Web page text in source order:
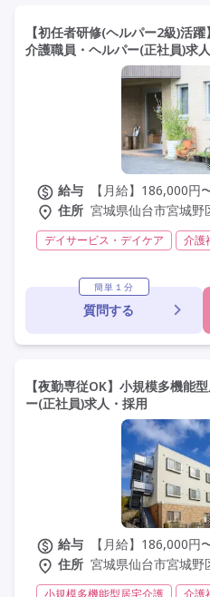
【初任者研修(ヘルパー2級)活
介護職員・ヘルパー(正社員)求
給与
【月給】186,000円
住所 宮城県仙台市宮城野
デイサービス・デイケア
介護
初
残業月20時間以内
年間休日110日以上
学歴不問
簡単１分
質問する
【夜勤専従OK】小規模多機能
ー(正社員)求人・採用
給与
【月給】186,000円
住所 宮城県仙台市宮城野
小規模多機能型居宅介護 介護